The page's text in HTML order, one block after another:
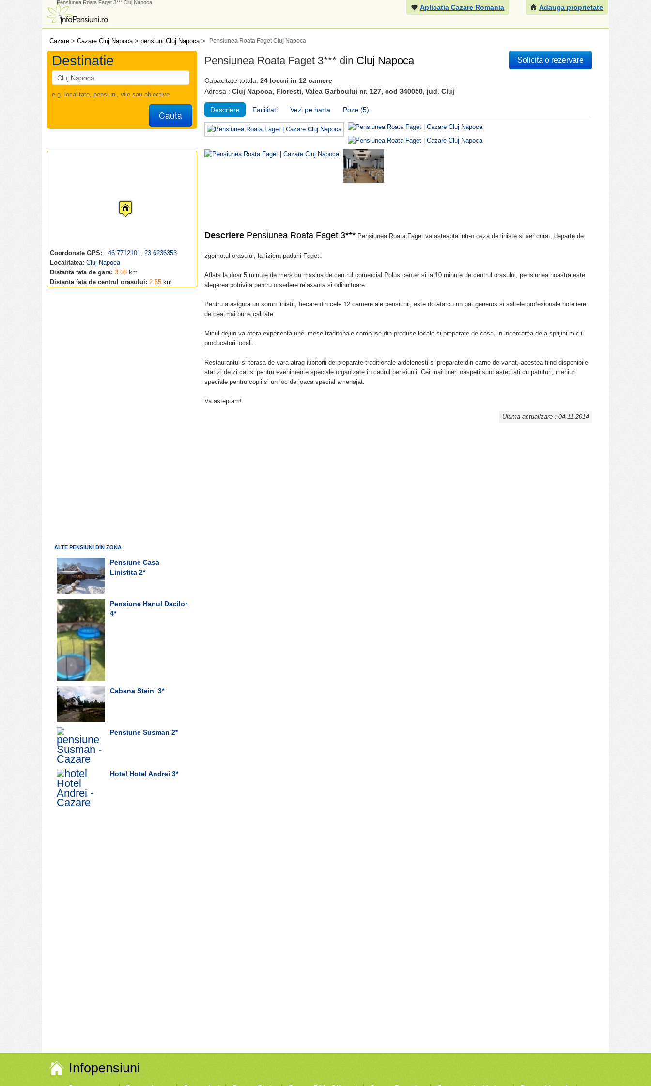
Pensiunea Roata Faget 3*** Cluj Napoca
Adauga proprietate
Aplicatia Cazare Romania
Cazare > Cazare Cluj Napoca> pensiuni Cluj Napoca> Pensiunea Roata Faget Cluj Napoca
Destinatie
e.g. localitate, pensiuni, vile sau obiective
Cauta
Coordonate GPS:
46.7712101, 23.6236353
Localitatea: Cluj Napoca
Distanta fata de gara: 3.08 km
Distanta fata de centrul orasului: 2.65 km
ALTE PENSIUNI DIN ZONA
Pensiune Casa
Linistita 2*
Pensiune Hanul Dacilor
4*
Cabana Steini 3*
Pensiune Susman 2*
Hotel Hotel Andrei 3*
Pensiunea Roata Faget 3*** din Cluj Napoca
Capacitate totala: 24 locuri in 12 camere
Adresa : Cluj Napoca, Floresti, Valea Garboului nr. 127, cod 340050, jud. Cluj
Descriere Facilitati Vezi pe harta Poze (5)
Solicita o rezervare
Descriere Pensiunea Roata Faget 3*** Pensiunea Roata Faget va asteapta intr-o oaza de liniste si aer curat, departe de
zgomotul orasului, la liziera padurii Faget.
Aflata la doar 5 minute de mers cu masina de centrul comercial Polus center si la 10 minute de centrul orasului, pensiunea noastra este
alegerea potrivita pentru o sedere relaxanta si odihnitoare.
Pentru a asigura un somn linistit, fiecare din cele 12 camere ale pensiunii, este dotata cu un pat generos si saltele profesionale hoteliere
de cea mai buna calitate.
Micul dejun va ofera experienta unei mese traditonale compuse din produse locale si preparate de casa, in incercarea de a sprijini micii
producatori locali.
Restaurantul si terasa de vara atrag iubitorii de preparate traditionale ardelenesti si preparate din carne de vanat, acestea fiind disponibile
atat zi de zi cat si pentru evenimente speciale organizate in cadrul pensiunii. Cei mai tineri oaspeti sunt asteptati cu patuturi, meniuri
speciale pentru copii si un loc de joaca special amenajat.
Va asteptam!
Ultima actualizare : 04.11.2014
Infopensiuni